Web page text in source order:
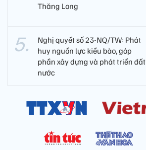
Thăng Long
Nghị quyết số 23-NQ/TW: Phát
huy nguồn lực kiều bào, góp
phần xây dựng và phát triển đất
nước